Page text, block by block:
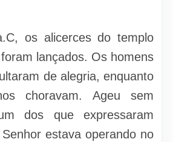
os alicerces do templo
lançados. Os homens
de alegria, enquanto
choravam. Ageu sem
dos que expressaram
estava operando no